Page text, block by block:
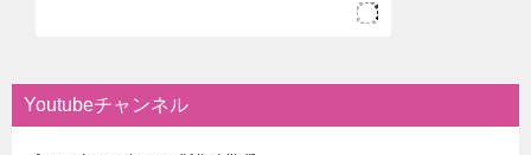
Youtubeチャンネル